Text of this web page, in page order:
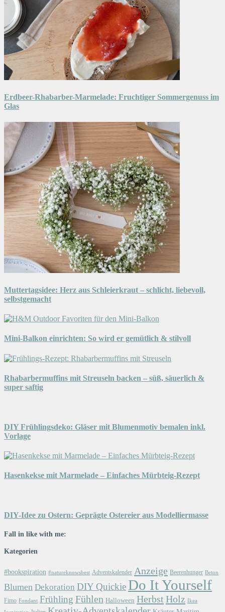
Erdbeer-Rhabarber-Marmelade: Fruchtiger Sommergenuss im
Glas
Muttertagsidee: Herz aus Schleierkraut – schlicht, liebevoll,
selbstgemacht
Mini-Balkon einrichten: So wird er gemütlich & stilvoll
Rhabarbermuffins mit Streuseln backen – süß, säuerlich &
super saftig
DIY Frühlingsdeko: Gläser mit Blumenmotiv bemalen inkl.
Vorlage
Hasenkekse mit Marmelade – Einfaches Mürbteig-Rezept
DIY-Idee zu Ostern: Geprägte Ostereier aus Modelliermasse
Fall in like with me:
Kategorien
#bookspiration #natureknowsbest Adventskalender Anzeige Beerenhunger Beton
Blumen Dekoration DIY Quickie Do It Yourself
Fimo Fondant Frühling Fühlen Halloween Herbst Holz Ikea